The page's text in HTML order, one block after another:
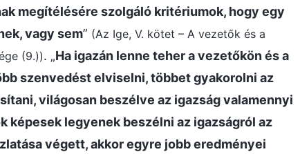
megítélésére szolgáló kritériumok, hogy egy
vagy sem” (Az Ige, V. kötet – A vezetők és a
(9.)). „Ha igazán lenne teher a vezetőkön és a
szenvedést elviselni, többet gyakorolni az
világosan beszélve az igazság valamennyi
képesek legyenek beszélni az igazságról az
végett, akkor egyre jobb eredményei